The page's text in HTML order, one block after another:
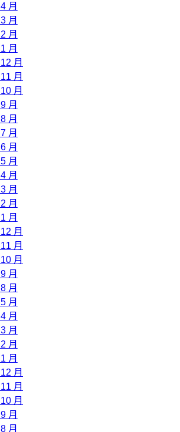
月
月
月
月
月
月
月
月
月
月
月
月
月
月
月
月
月
月
月
月
月
月
月
月
月
月
月
月
月
月
月